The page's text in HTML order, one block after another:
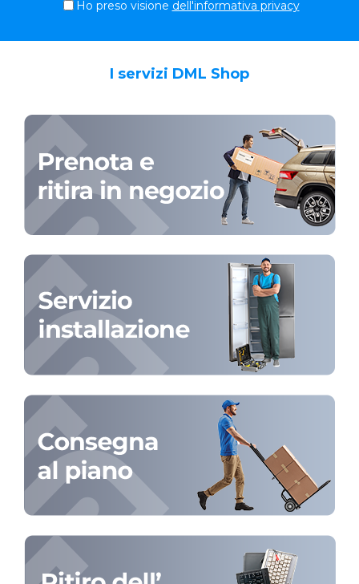
Ho preso visione dell'informativa privacy
I servizi DML Shop